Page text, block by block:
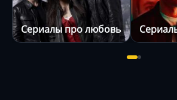
Сериалы про любовь